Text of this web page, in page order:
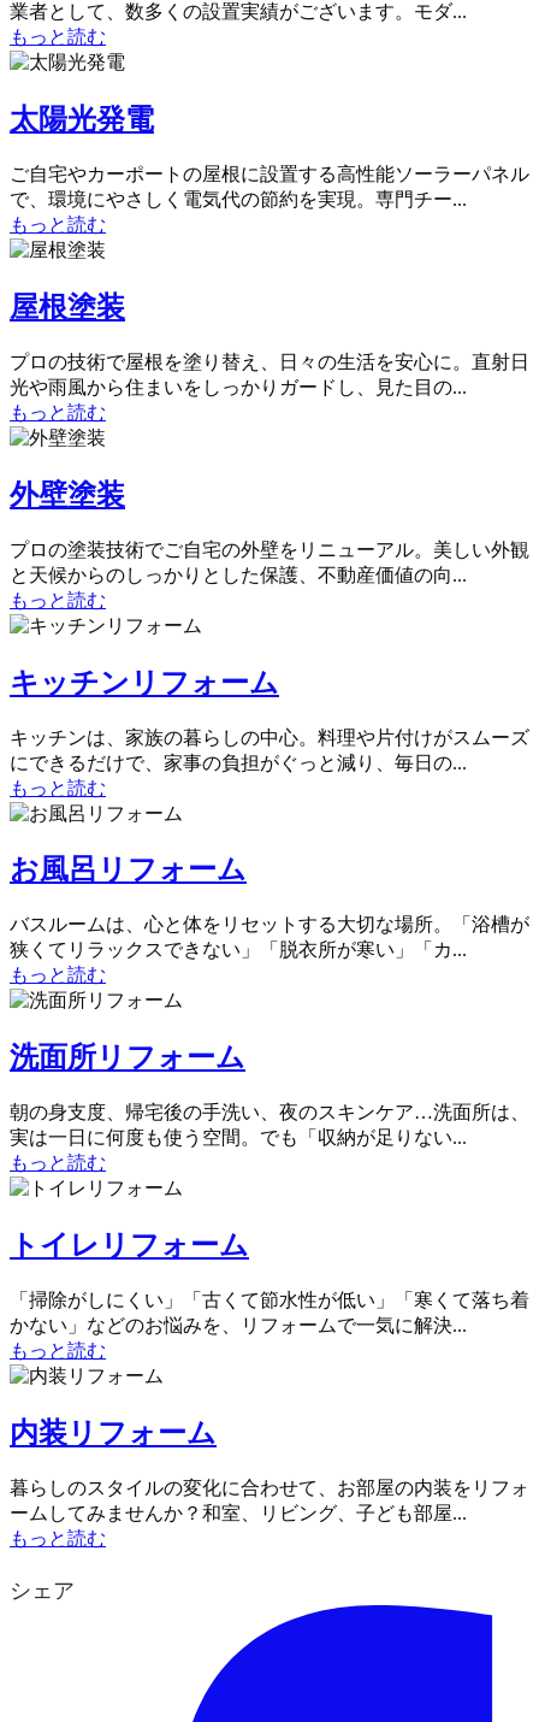
業者として、数多くの設置実績がございます。モダ...
もっと読む
太陽光発電
ご自宅やカーポートの屋根に設置する高性能ソーラーパネル
で、環境にやさしく電気代の節約を実現。専門チー...
もっと読む
屋根塗装
プロの技術で屋根を塗り替え、日々の生活を安心に。直射日
光や雨風から住まいをしっかりガードし、見た目の...
もっと読む
外壁塗装
プロの塗装技術でご自宅の外壁をリニューアル。美しい外観
と天候からのしっかりとした保護、不動産価値の向...
もっと読む
キッチンリフォーム
キッチンは、家族の暮らしの中心。料理や片付けがスムーズ
にできるだけで、家事の負担がぐっと減り、毎日の...
もっと読む
お風呂リフォーム
バスルームは、心と体をリセットする大切な場所。「浴槽が
狭くてリラックスできない」「脱衣所が寒い」「カ...
もっと読む
洗面所リフォーム
朝の身支度、帰宅後の手洗い、夜のスキンケア…洗面所は、
実は一日に何度も使う空間。でも「収納が足りない...
もっと読む
トイレリフォーム
「掃除がしにくい」「古くて節水性が低い」「寒くて落ち着
かない」などのお悩みを、リフォームで一気に解決...
もっと読む
内装リフォーム
暮らしのスタイルの変化に合わせて、お部屋の内装をリフォ
ームしてみませんか？和室、リビング、子ども部屋...
もっと読む
シェア